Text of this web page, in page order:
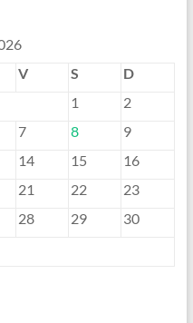
V S
D
1
2
7 8
9
14 15
16
21 22
23
28 29
30